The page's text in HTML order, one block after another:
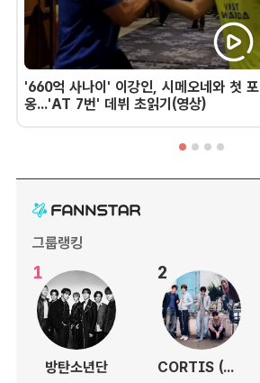
'660억 사나이' 이강인, 시메오네와 첫 포
옹...'AT 7번' 데뷔 초읽기(영상)
그룹랭킹
1
방탄소년단
2
CORTIS (코르티스)